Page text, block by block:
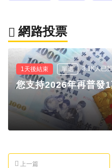
網路投票
1天後結束 單選 3.1K人已
您支持2026年再普發
上一篇